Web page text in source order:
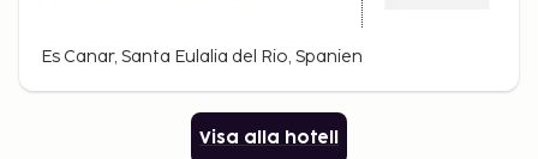
Es Canar, Santa Eulalia del Rio, Spanien
Visa alla hotell